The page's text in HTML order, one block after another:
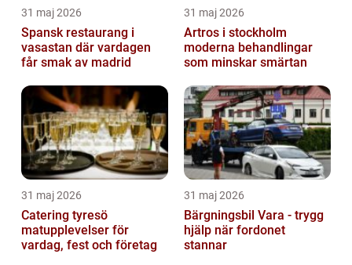
31 maj 2026
Spansk restaurang i
vasastan där vardagen
får smak av madrid
31 maj 2026
Artros i stockholm
moderna behandlingar
som minskar smärtan
31 maj 2026
Catering tyresö
matupplevelser för
vardag, fest och företag
31 maj 2026
Bärgningsbil Vara - trygg
hjälp när fordonet
stannar